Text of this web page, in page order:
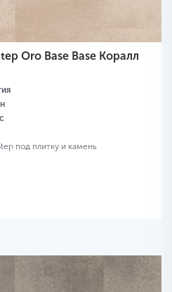
Oro Base Base Коралл
под плитку и камень